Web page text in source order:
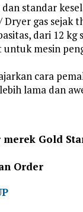
standar
gas sejak
dari 12 kg
mesin
cara
lama dan
Gold
Order